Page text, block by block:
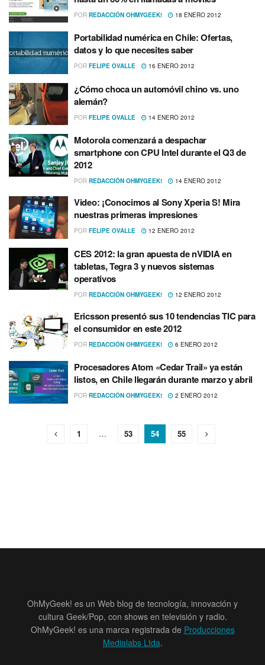
POR REDACCIÓN OHMYGEEK! 18 ENERO 2012
Portabilidad numérica en Chile: Ofertas,
datos y lo que necesites saber
POR FELIPE OVALLE 16 ENERO 2012
¿Cómo choca un automóvil chino vs. uno
alemán?
POR FELIPE OVALLE 14 ENERO 2012
Motorola comenzará a despachar
smartphone con CPU Intel durante el Q3 de
2012
POR REDACCIÓN OHMYGEEK! 14 ENERO 2012
Video: ¡Conocimos al Sony Xperia S! Mira
nuestras primeras impresiones
POR FELIPE OVALLE 12 ENERO 2012
CES 2012: la gran apuesta de nVIDIA en
tabletas, Tegra 3 y nuevos sistemas
operativos
POR REDACCIÓN OHMYGEEK! 12 ENERO 2012
Ericsson presentó sus 10 tendencias TIC para
el consumidor en este 2012
POR REDACCIÓN OHMYGEEK! 6 ENERO 2012
Procesadores Atom «Cedar Trail» ya están
listos, en Chile llegarán durante marzo y abril
POR REDACCIÓN OHMYGEEK! 2 ENERO 2012
1 … 53 54 55
OhMyGeek! es un Web blog de tecnología, innovación y
cultura Geek/Pop, con shows en televisión y radio.
OhMyGeek! es una marca registrada de Producciones
Medialabs Ltda.